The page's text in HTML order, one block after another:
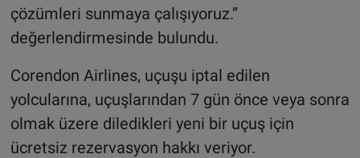
çözümleri sunmaya çalışıyoruz.”
değerlendirmesinde bulundu.
Corendon Airlines, uçuşu iptal edilen
yolcularına, uçuşlarından 7 gün önce veya sonra
olmak üzere diledikleri yeni bir uçuş için
ücretsiz rezervasyon hakkı veriyor.